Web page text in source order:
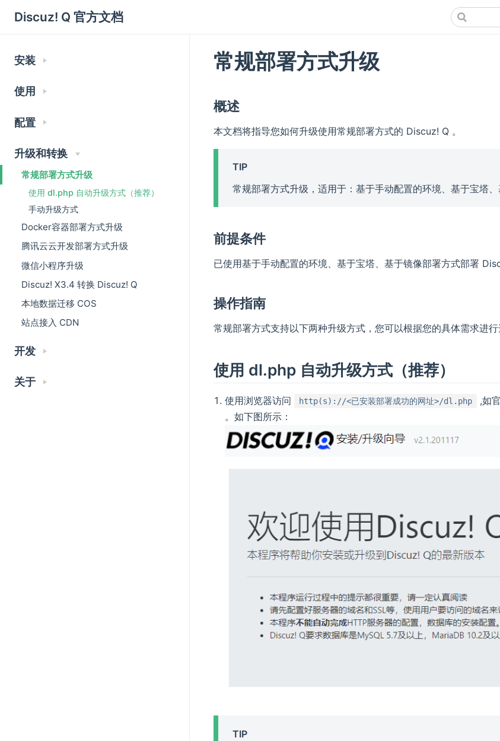
Discuz! Q 官方文档
安装
使用
配置
升级和转换
常规部署方式升级
使用 dl.php 自动升级方式（推荐）
手动升级方式
Docker容器部署方式升级
腾讯云云开发部署方式升级
微信小程序升级
Discuz! X3.4 转换 Discuz! Q
本地数据迁移 COS
站点接入 CDN
开发
关于
常规部署方式升级
概述
本文档将指导您如何升级使用常规部署方式的 Discuz! Q 。
TIP
常规部署方式升级，适用于：基于手动配置的环境、基于宝塔、
前提条件
已使用基于手动配置的环境、基于宝塔、基于镜像部署方式部署
操作指南
常规部署方式支持以下两种升级方式，您可以根据您的具体需求进行
使用 dl.php 自动升级方式（推荐）
使用浏览器访问 http(s)://<已安装部署成功的网址>/dl.php ,如
。如下图所示：
TIP